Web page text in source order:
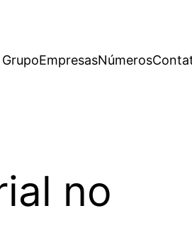
EmpresasNúmeros
no